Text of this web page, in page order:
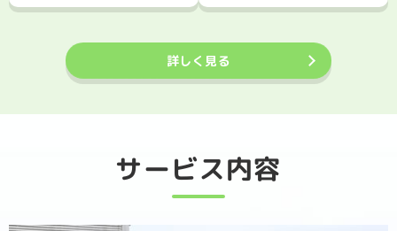
詳しく見る
サービス内容